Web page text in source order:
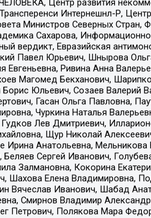
Центр развития
Интернешнл-Р,
Министров Северных Стран,
Сахарова,
вердикт, Евразийская
Павел Юрьевич, Шнырова
Ривина Анна
Магомед Бекханович,
Юльевич, Созаев Валерий
Гасан Ольга Павловна,
Чуркина Наталья
Гудков Лев Дмитриевич,
Щур Николай
Анатольевна, Мельникова
Сергей Иванович,
Залмановна, Кокорина
Шахова Елена Владимировна,
Вячеслав Иванович, Шабад
Смирнов Владимир
Петрович, Полякова Мара